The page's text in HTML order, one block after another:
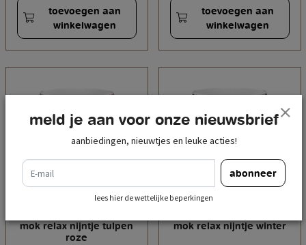
toevoegen aan
winkelwagen
toevoegen aan
winkelwagen
mok relax nijntje tulpen
roze
mok relax nijntje winter
meld je aan voor onze nieuwsbrief
aanbiedingen, nieuwtjes en leuke acties!
e-mail
abonneer
lees hier de wettelijke beperkingen